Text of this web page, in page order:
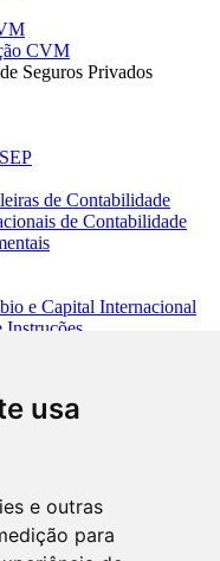
usa
e outras
para
CVM
Seguros Privados
de Contabilidade
de Contabilidade
e Capital Internacional
Valores Mobiliários
do SFN
Bancária
Nacional de
e Cosif-e